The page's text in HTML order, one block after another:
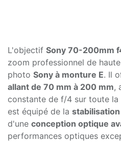
L'objectif Sony 70-200mm
zoom professionnel de
photo Sony à monture E. Il
allant de 70 mm à 200 mm,
constante de f/4 sur toute
est équipé de la
d'une conception optique
performances optiques